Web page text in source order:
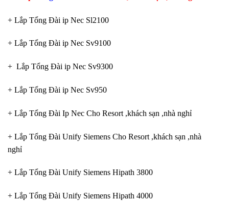
+ Lắp Tổng Đài ip Nec Sl2100
+ Lắp Tổng Đài ip Nec Sv9100
+ Lắp Tổng Đài ip Nec Sv9300
+ Lắp Tổng Đài ip Nec Sv950
+ Lắp Tổng Đài Ip Nec Cho Resort ,khách sạn ,nhà nghỉ
+ Lắp Tổng Đài Unify Siemens Cho Resort ,khách sạn ,nhà
nghỉ
+ Lắp Tổng Đài Unify Siemens Hipath 3800
+ Lắp Tổng Đài Unify Siemens Hipath 4000